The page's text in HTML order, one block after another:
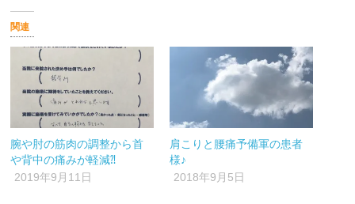
Twitter
有
(新
し
い
ウ
ィ
ン
ド
ウ
で
開
き
ま
す)
ッ
し
て
く
だ
さ
い
(新
し
い
ウ
ィ
ン
ド
(新
い
ィ
ン
ド
ウ
で
開
き
ま
す)
関連
腕や肘の筋肉の調整から首
や背中の痛みが軽減⁈
2019年9月11日
肩こりと腰痛予備軍の患者
様♪
2018年9月5日